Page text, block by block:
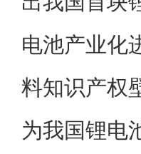
电池产业化
料知识产权
为我国锂电